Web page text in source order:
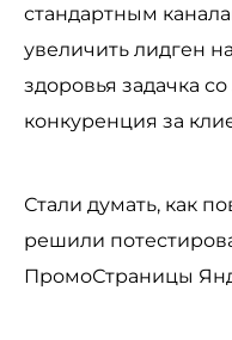
стандартным
увеличить лидген
здоровья задачка
конкуренция за
Стали думать, как
решили
ПромоСтраницы